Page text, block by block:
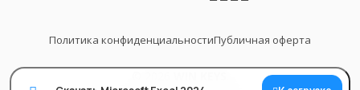
Политика конфиденциальностиПубличная оферта